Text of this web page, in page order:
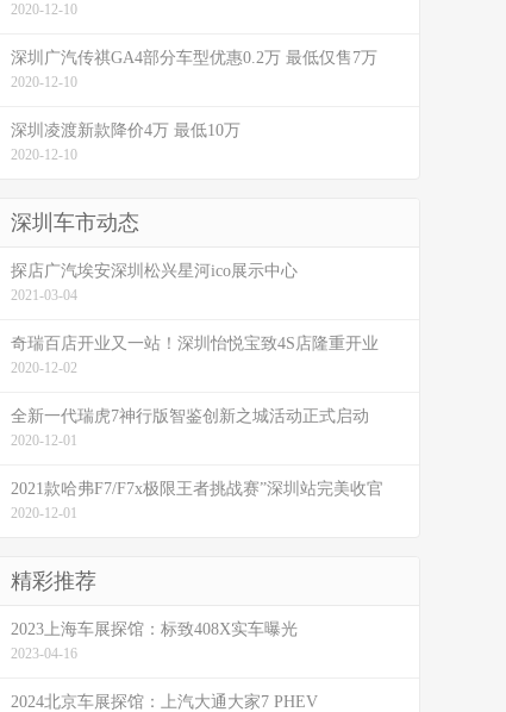
2020-12-10
深圳广汽传祺GA4部分车型优惠0.2万 最低仅售7万
2020-12-10
深圳凌渡新款降价4万 最低10万
2020-12-10
深圳车市动态
探店广汽埃安深圳松兴星河ico展示中心
2021-03-04
奇瑞百店开业又一站！深圳怡悦宝致4S店隆重开业
2020-12-02
全新一代瑞虎7神行版智鉴创新之城活动正式启动
2020-12-01
2021款哈弗F7/F7x极限王者挑战赛”深圳站完美收官
2020-12-01
精彩推荐
2023上海车展探馆：标致408X实车曝光
2023-04-16
2024北京车展探馆：上汽大通大家7 PHEV